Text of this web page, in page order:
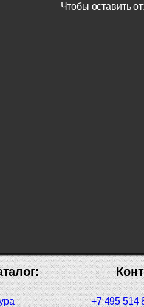
Чтобы оставить
+7 495 514